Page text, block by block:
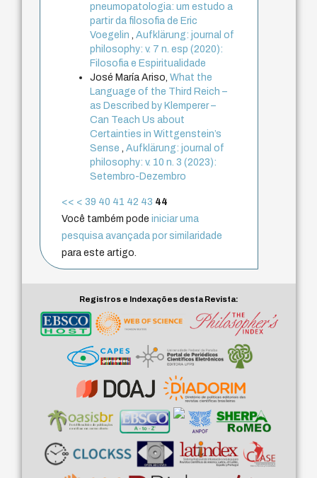
pneumopatologia: um estudo a
partir da filosofia de Eric
Voegelin
,Aufklärung: journal of
philosophy: v. 7 n. esp (2020):
Filosofia e Espiritualidade
José María Ariso,What the
Language of the Third Reich –
as Described by Klemperer –
Can Teach Us about
Certainties in Wittgenstein’s
Sense
,Aufklärung: journal of
philosophy: v. 10 n. 3 (2023):
Setembro-Dezembro
<< < 39 40 41 42 43 44
Você também podeiniciar uma
pesquisa avançada por similaridade
para este artigo.
Registros e Indexações desta Revista: